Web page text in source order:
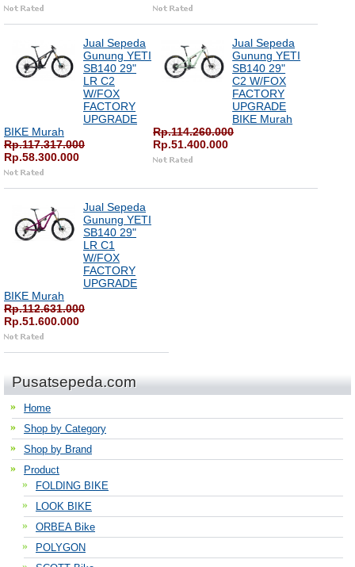
Jual Sepeda
Gunung YETI
SB140 29"
LR C2
W/FOX
FACTORY
UPGRADE
BIKE Murah
Rp.117.317.000
Rp.58.300.000
Jual Sepeda
Gunung YETI
SB140 29"
C2 W/FOX
FACTORY
UPGRADE
BIKE Murah
Rp.114.260.000
Rp.51.400.000
Jual Sepeda
Gunung YETI
SB140 29"
LR C1
W/FOX
FACTORY
UPGRADE
BIKE Murah
Rp.112.631.000
Rp.51.600.000
Pusatsepeda.com
Home
Shop by Category
Shop by Brand
Product
FOLDING BIKE
LOOK BIKE
ORBEA Bike
POLYGON